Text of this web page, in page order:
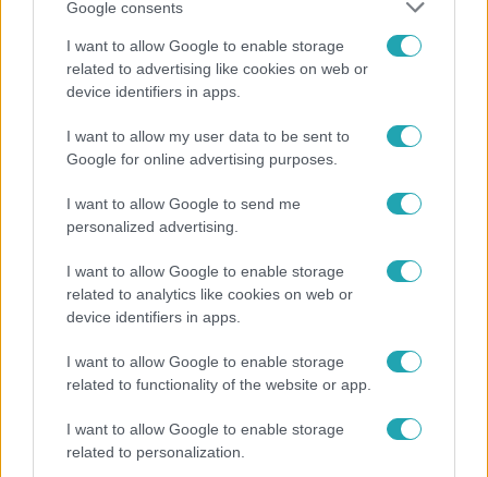
Google consents
I want to allow Google to enable storage
related to advertising like cookies on web or
device identifiers in apps.
I want to allow my user data to be sent to
Google for online advertising purposes.
I want to allow Google to send me
personalized advertising.
I want to allow Google to enable storage
related to analytics like cookies on web or
device identifiers in apps.
I want to allow Google to enable storage
related to functionality of the website or app.
I want to allow Google to enable storage
related to personalization.
19 évesen nyert modellversenyt Heidi Klum –
szakértő elemzi a szupermodell évtizedes
átalakulását